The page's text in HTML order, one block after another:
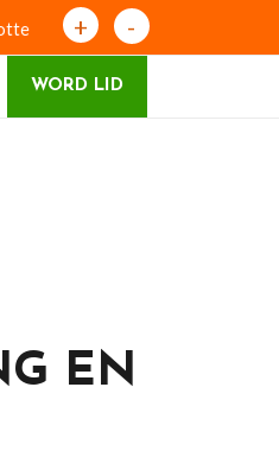
+ -
WORD LID
EN